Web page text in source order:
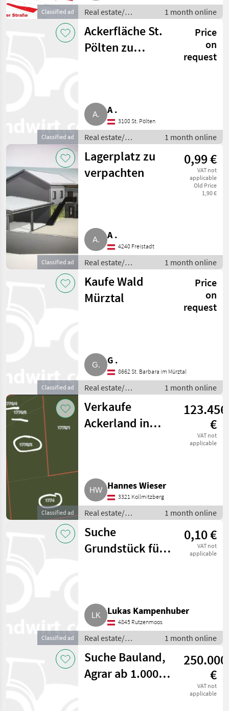
Classified ad
Real estate/
properties / Lands
1 month online
Classified ad
Ackerfläche St.
Pölten zu
Price
on
request
A .
3100 St. Pölten
Real estate/
properties / Lands
1 month online
Classified ad
Lagerplatz zu
verpachten
0,99 €
VAT not
applicable
Old Price
1,90 €
A .
4240 Freistadt
Real estate/
properties / Lands
1 month online
Classified ad
Kaufe Wald
Mürztal
Price
on
request
G .
8662 St. Barbara im Mürztal
Real estate/
properties / Lands
1 month online
Classified ad
Verkaufe
Ackerland in
123.456
€
VAT not
applicable
Hannes Wieser
3321 Kollmitzberg
Real estate/
properties / Lands
1 month online
Classified ad
Suche
Grundstück für
Hühnerhaltung
0,10 €
VAT not
applicable
Lukas Kampenhuber
4845 Rutzenmoos
Real estate/
properties / Lands
1 month online
Suche Bauland,
Agrar ab 1.000
250.000
€
VAT not
applicable